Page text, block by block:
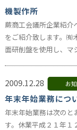
機製作所
蕨商工会議所企業紹介
をご紹介致します。㈲
面研削盤を使用し、
2009.12.28 お
年末年始業務につ
年末年始業務は次のと
す。休業平成２１年１